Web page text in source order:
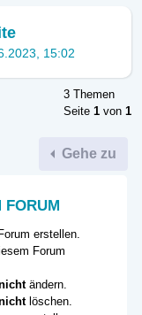
15:02
3 Themen
Seite 1 von 1
Gehe zu
FORUM
erstellen.
Forum
ändern.
löschen.